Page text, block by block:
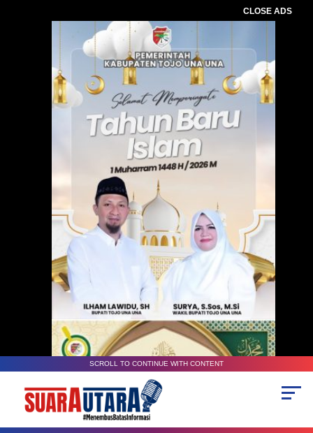
CLOSE ADS
SCROLL TO CONTINUE WITH CONTENT